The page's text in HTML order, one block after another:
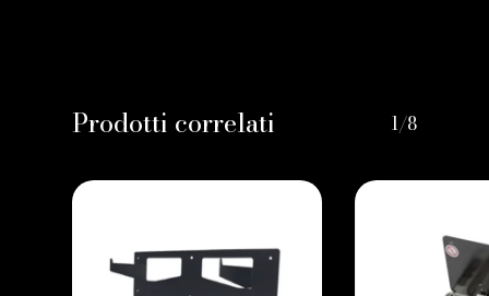
Prodotti correlati 1/8